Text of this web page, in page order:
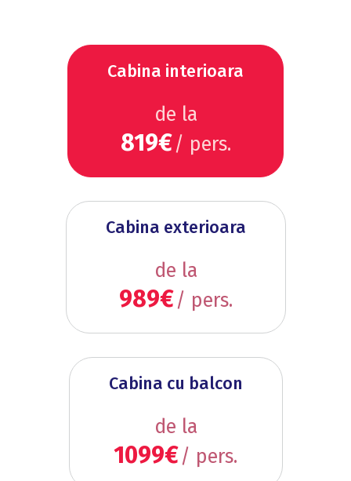
Cabina interioara
de la
819€/ pers.
Cabina exterioara
de la
989€/ pers.
Cabina cu balcon
de la
1099€/ pers.